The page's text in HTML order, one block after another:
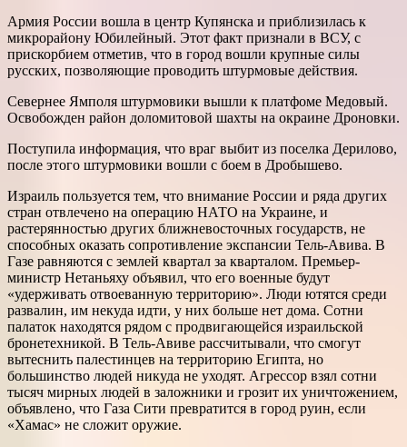
Армия России вошла в центр Купянска и приблизилась к
микрорайону Юбилейный. Этот факт признали в ВСУ, с
прискорбием отметив, что в город вошли крупные силы
русских, позволяющие проводить штурмовые действия.
Севернее Ямполя штурмовики вышли к платфоме Медовый.
Освобожден район доломитовой шахты на окраине Дроновки.
Поступила информация, что враг выбит из поселка Дерилово,
после этого штурмовики вошли с боем в Дробышево.
Израиль пользуется тем, что внимание России и ряда других
стран отвлечено на операцию НАТО на Украине, и
растерянностью других ближневосточных государств, не
способных оказать сопротивление экспансии Тель-Авива. В
Газе равняются с землей квартал за кварталом. Премьер-
министр Нетаньяху объявил, что его военные будут
«удерживать отвоеванную территорию». Люди ютятся среди
развалин, им некуда идти, у них больше нет дома. Сотни
палаток находятся рядом с продвигающейся израильской
бронетехникой. В Тель-Авиве рассчитывали, что смогут
вытеснить палестинцев на территорию Египта, но
большинство людей никуда не уходят. Агрессор взял сотни
тысяч мирных людей в заложники и грозит их уничтожением,
объявлено, что Газа Сити превратится в город руин, если
«Хамас» не сложит оружие.